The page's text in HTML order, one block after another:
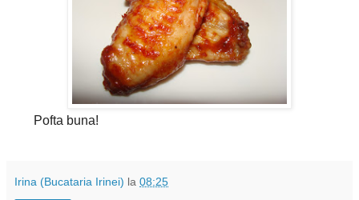
Pofta buna!
Irina (Bucataria Irinei) la 08:25